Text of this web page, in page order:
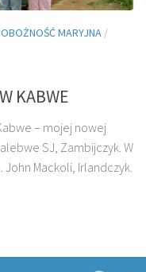
MARYJNA /
KABWE
– mojej nowej
SJ, Zambijczyk. W
John Mackoli, Irlandczyk.